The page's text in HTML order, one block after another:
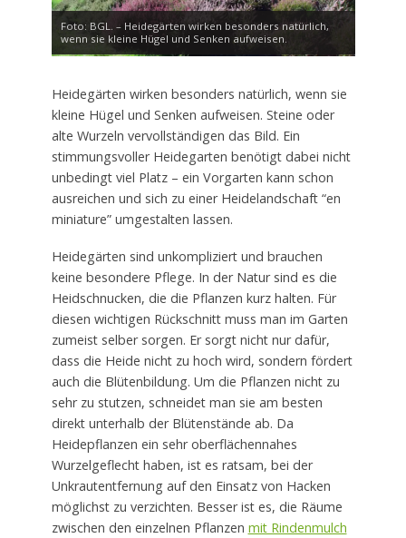
Foto: BGL. – Heidegärten wirken besonders natürlich,
wenn sie kleine Hügel und Senken aufweisen.
Heidegärten wirken besonders natürlich, wenn sie
kleine Hügel und Senken aufweisen. Steine oder
alte Wurzeln vervollständigen das Bild. Ein
stimmungsvoller Heidegarten benötigt dabei nicht
unbedingt viel Platz – ein Vorgarten kann schon
ausreichen und sich zu einer Heidelandschaft “en
miniature” umgestalten lassen.
Heidegärten sind unkompliziert und brauchen
keine besondere Pflege. In der Natur sind es die
Heidschnucken, die die Pflanzen kurz halten. Für
diesen wichtigen Rückschnitt muss man im Garten
zumeist selber sorgen. Er sorgt nicht nur dafür,
dass die Heide nicht zu hoch wird, sondern fördert
auch die Blütenbildung. Um die Pflanzen nicht zu
sehr zu stutzen, schneidet man sie am besten
direkt unterhalb der Blütenstände ab. Da
Heidepflanzen ein sehr oberflächennahes
Wurzelgeflecht haben, ist es ratsam, bei der
Unkrautentfernung auf den Einsatz von Hacken
möglichst zu verzichten. Besser ist es, die Räume
zwischen den einzelnen Pflanzen mit Rindenmulch